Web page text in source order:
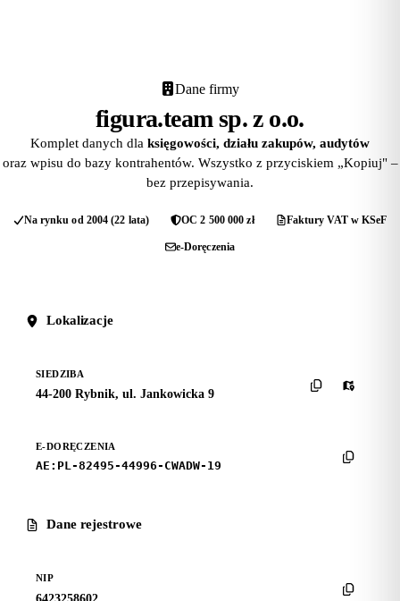
Dane firmy
figura.team sp. z o.o.
Komplet danych dla księgowości, działu zakupów, audytów
oraz wpisu do bazy kontrahentów. Wszystko z przyciskiem „Kopiuj" –
bez przepisywania.
Na rynku od 2004 (22 lata) OC 2 500 000 zł Faktury VAT w KSeF
e-Doręczenia
Lokalizacje
SIEDZIBA
44-200 Rybnik, ul. Jankowicka 9
E-DORĘCZENIA
AE:PL-82495-44996-CWADW-19
Dane rejestrowe
NIP